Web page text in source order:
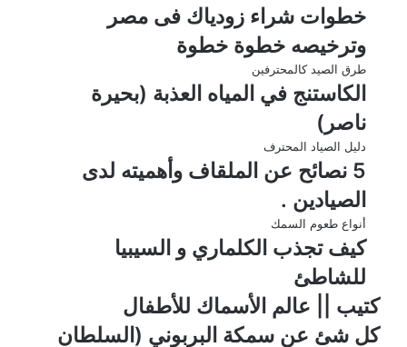
خطوات شراء زودياك فى مصر
وترخيصه خطوة خطوة
طرق الصيد كالمحترفين
الكاستنج في المياه العذبة (بحيرة
ناصر)
دليل الصياد المحترف
5 نصائح عن الملقاف وأهميته لدى
الصيادين .
أنواع طعوم السمك
كيف تجذب الكلماري و السيبيا
للشاطئ
كتيب || عالم الأسماك للأطفال
كل شئ عن سمكة البربوني (السلطان